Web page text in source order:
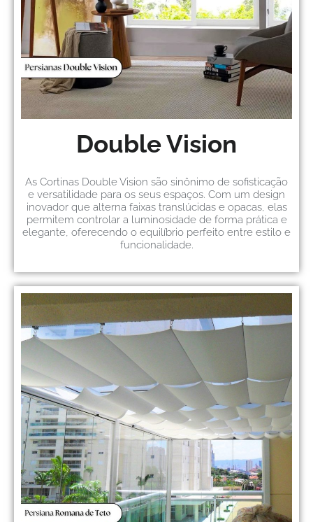
Double Vision
As Cortinas Double Vision são sinônimo de sofisticação
e versatilidade para os seus espaços. Com um design
inovador que alterna faixas translúcidas e opacas, elas
permitem controlar a luminosidade de forma prática e
elegante, oferecendo o equilíbrio perfeito entre estilo e
funcionalidade.